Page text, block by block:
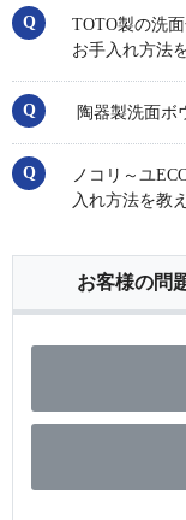
TOTO製の洗
お手入れ方法
陶器製洗面ボ
ノコリ～ユ
入れ方法を教
お客様の問